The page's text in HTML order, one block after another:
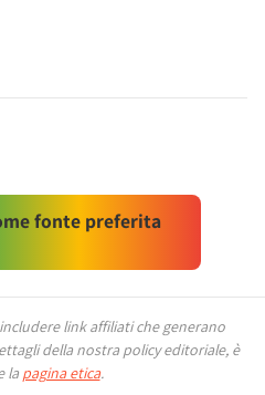
fonte preferita
link affiliati che generano
della nostra policy editoriale, è
la pagina etica.